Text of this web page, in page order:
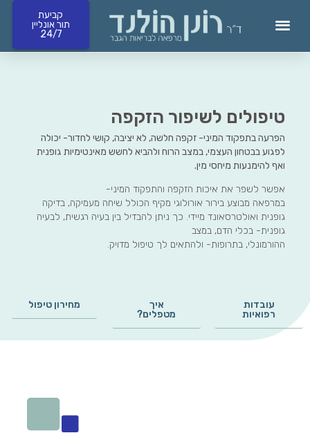
קביעת
תור אונליין
24/7
טיפולים לשיפור הזקפה
הפרעה בתפקוד המיני- זקפה חלשה, לא יציבה, קושי לחדור- יכולה
לפגוע בבטחון העצמי, במצב הרוח ולהביא לחשש מאינטימיות גופנית
ואף להימנעות מיחסי מין.
אפשר לשפר את איכות הזקפה והתפקוד המיני-
במרפאה מבוצע בירור אורולוגי מקיף הכולל שיחה מעמיקה, בדיקה
גופנית ואולטרסאונד מיידי. כך ניתן להבדיל בין בעיה רגשית, לבעיה
גופנית- בכלי הדם, במצב
ההורמונלי, בתרופות- ולהתאים לך טיפול מדויק.
עובדות
רפואיות
איך
מטפלים?
מחירון טיפול